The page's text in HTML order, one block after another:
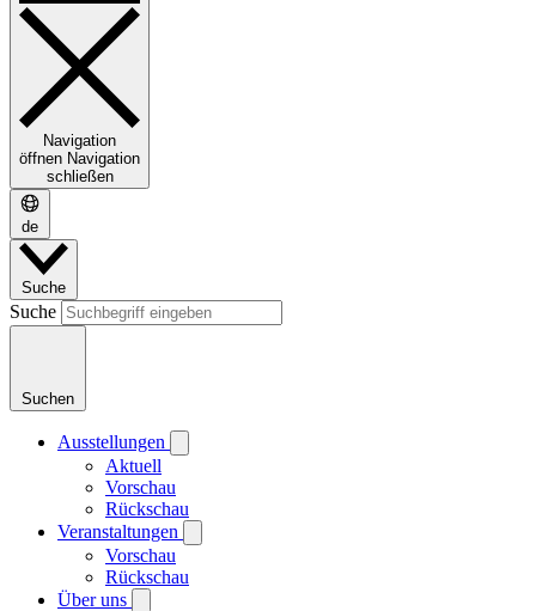
Navigation
öffnen Navigation
schließen
de
Suche
Suche
Suchen
Ausstellungen
Aktuell
Vorschau
Rückschau
Veranstaltungen
Vorschau
Rückschau
Über uns